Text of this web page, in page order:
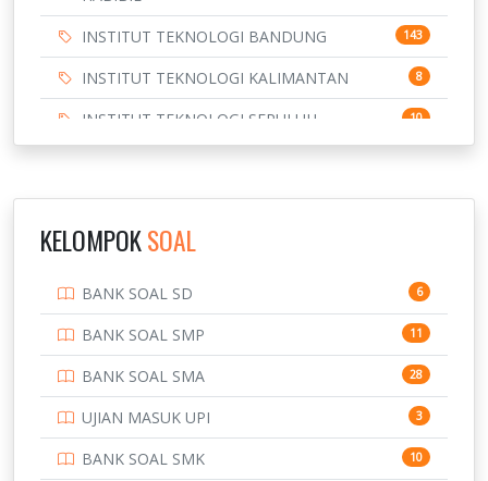
INSTITUT TEKNOLOGI BANDUNG 143
INSTITUT TEKNOLOGI KALIMANTAN 8
INSTITUT TEKNOLOGI SEPULUH
NOVEMBER
10
3
169
7
PTDI STTD 4
133
KELOMPOKSOAL
BANK SOAL SD 6
BANK SOAL SMP 11
BANK SOAL SMA 28
UJIAN MASUK UPI 3
BANK SOAL SMK 10